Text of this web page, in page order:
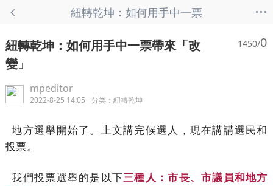
紐轉乾坤：如何用手中一票
...
紐轉乾坤：如何用手中一票帶來「改
變」
1450/0
mpeditor
2022-8-25 14:05 分类： 紐轉乾坤
地方選舉開始了。上文講完候選人，現在講講選民和
投票。
我們投票選舉的是以下三種人：市長、市議員和地方